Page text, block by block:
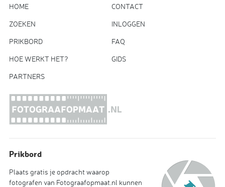
HOME CONTACT
ZOEKEN INLOGGEN
PRIKBORD FAQ
HOE WERKT HET? GIDS
PARTNERS
Prikbord
Plaats gratis je opdracht waarop
fotografen van Fotograafopmaat.nl kunnen